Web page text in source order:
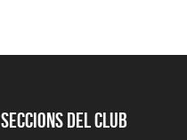
Seccions del club